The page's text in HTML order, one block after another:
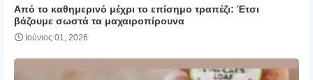
Από το καθημερινό μέχρι το επίσημο τραπέζι: Έτσι
βάζουμε σωστά τα μαχαιροπίρουνα
Ιούνιος 01, 2026